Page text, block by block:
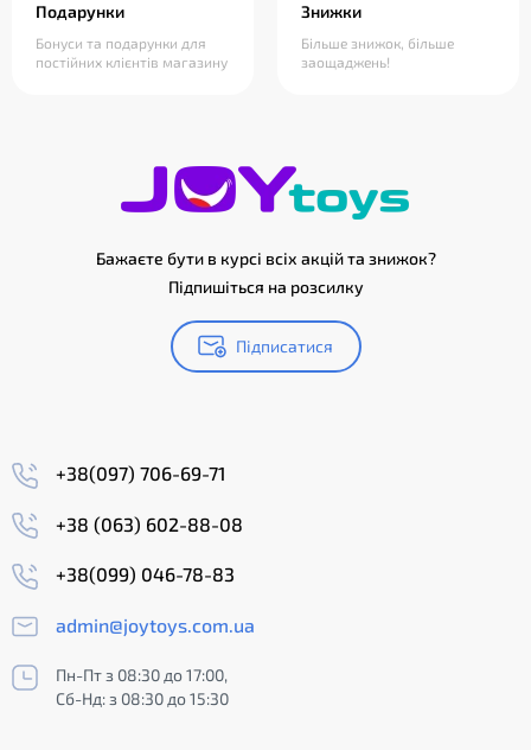
Подарунки
Бонуси та подарунки для
постійних клієнтів магазину
Знижки
Більше знижок, більше
заощаджень!
Бажаєте бути в курсі всіх акцій та знижок?
Підпишіться на розсилку
Підписатися
+38(097) 706-69-71
+38 (063) 602-88-08
+38(099) 046-78-83
admin@joytoys.com.ua
Пн-Пт з 08:30 до 17:00,
Сб-Нд: з 08:30 до 15:30